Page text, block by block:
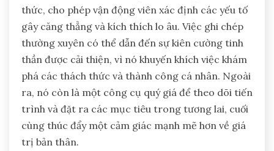
thức, cho phép vận động viên xác định các yếu tố
gây căng thẳng và kích thích lo âu. Việc ghi chép
thường xuyên có thể dẫn đến sự kiên cường tinh
thần được cải thiện, vì nó khuyến khích việc khám
phá các thách thức và thành công cá nhân. Ngoài
ra, nó còn là một công cụ quý giá để theo dõi tiến
trình và đặt ra các mục tiêu trong tương lai, cuối
cùng thúc đẩy một cảm giác mạnh mẽ hơn về giá
trị bản thân.